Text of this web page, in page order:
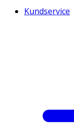
Kundservice